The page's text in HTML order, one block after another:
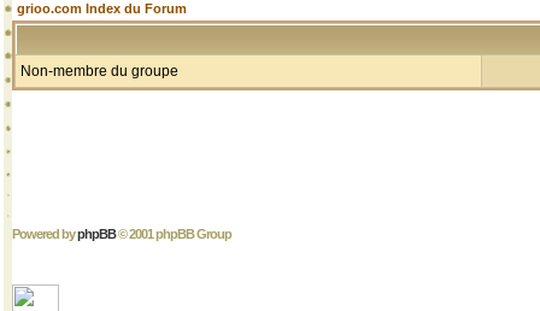
grioo.com Index du Forum
Non-membre du groupe
Powered byphpBB© 2001 phpBB Group